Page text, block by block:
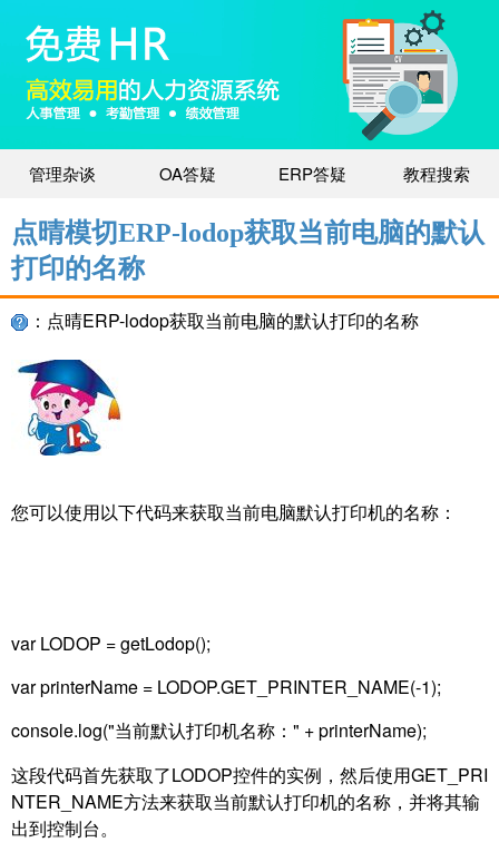
管理杂谈 OA答疑 ERP答疑 教程搜索
点晴模切ERP-lodop获取当前电脑的默认
打印的名称
：点晴ERP-lodop获取当前电脑的默认打印的名称
您可以使用以下代码来获取当前电脑默认打印机的名称：
var LODOP = getLodop();
var printerName = LODOP.GET_PRINTER_NAME(-1);
console.log("当前默认打印机名称：" + printerName);
这段代码首先获取了LODOP控件的实例，然后使用GET_PRI
NTER_NAME方法来获取当前默认打印机的名称，并将其输
出到控制台。